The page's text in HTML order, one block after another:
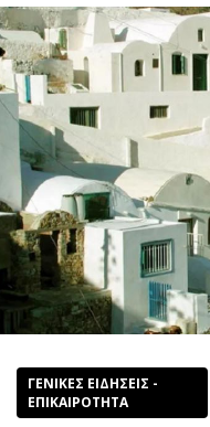
ΓΕΝΙΚΕΣ ΕΙΔΗΣΕΙΣ -
ΕΠΙΚΑΙΡΟΤΗΤΑ